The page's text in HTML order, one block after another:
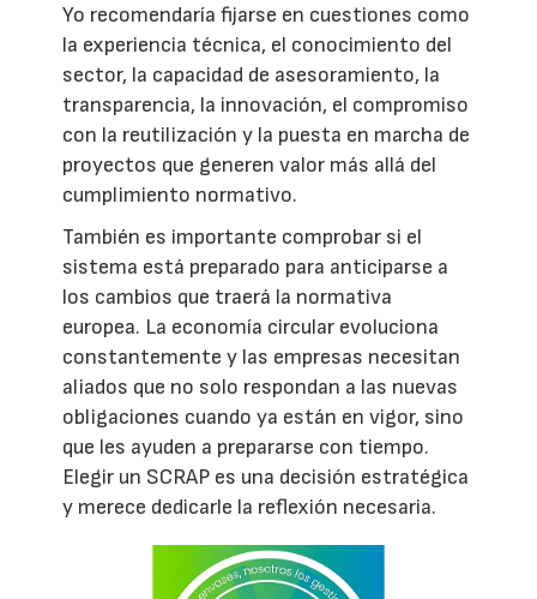
Yo recomendaría fijarse en cuestiones como
la experiencia técnica, el conocimiento del
sector, la capacidad de asesoramiento, la
transparencia, la innovación, el compromiso
con la reutilización y la puesta en marcha de
proyectos que generen valor más allá del
cumplimiento normativo.
También es importante comprobar si el
sistema está preparado para anticiparse a
los cambios que traerá la normativa
europea. La economía circular evoluciona
constantemente y las empresas necesitan
aliados que no solo respondan a las nuevas
obligaciones cuando ya están en vigor, sino
que les ayuden a prepararse con tiempo.
Elegir un SCRAP es una decisión estratégica
y merece dedicarle la reflexión necesaria.